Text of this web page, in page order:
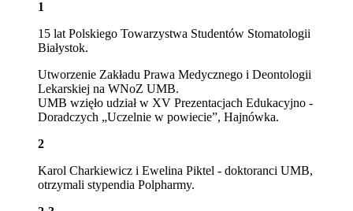
1
15 lat Polskiego Towarzystwa Studentów Stomatologii
Białystok.
Utworzenie Zakładu Prawa Medycznego i Deontologii
Lekarskiej na WNoZ UMB.
UMB wzięło udział w XV Prezentacjach Edukacyjno -
Doradczych „Uczelnie w powiecie”, Hajnówka.
2
Karol Charkiewicz i Ewelina Piktel - doktoranci UMB,
otrzymali stypendia Polpharmy.